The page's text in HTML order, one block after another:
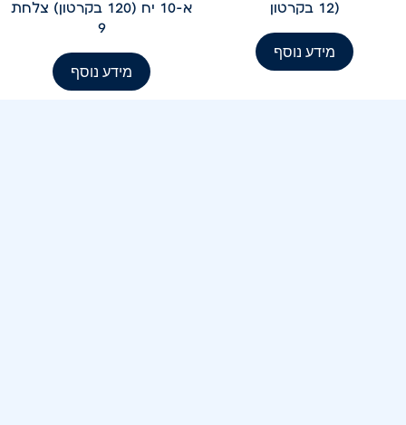
(12 בקרטון
מידע נוסף
א-10 יח (120 בקרטון) צלחת
9
מידע נוסף